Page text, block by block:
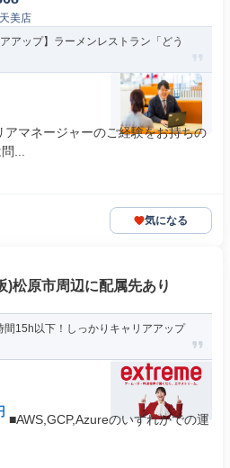
美店
アップ】ラーメンレストラン「どう
マネージャーのご経験をお持ちの
...
気になる
)松原市周辺に配属先あり
15h以下！しっかりキャリアアップ
■AWS,GCP,Azureのいずれかでの運